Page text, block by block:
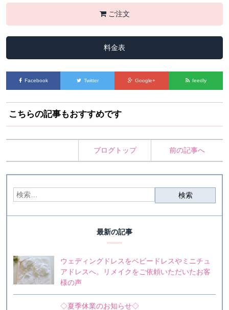
ご注文
料金表
Facebook Twitter Google+ feedly
こちらの記事もおすすめです
ブログトップ 前の記事へ
最新の記事
ウェディングドレスをベビードレスやミニチュ
アドレスへ。リメイクをご依頼いただいたお客
様の声
◇夏季休業のお知らせ◇